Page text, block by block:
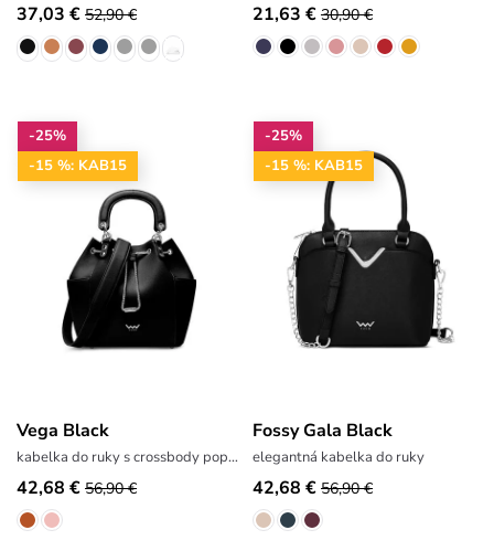
37,03 € 52,90 € 21,63 € 30,90 €
-25%
-15 %: KAB15
Vega Black
kabelka do ruky s crossbody popruhom
42,68 € 56,90 €
-25%
-15 %: KAB15
Fossy Gala Black
elegantná kabelka do ruky
42,68 € 56,90 €